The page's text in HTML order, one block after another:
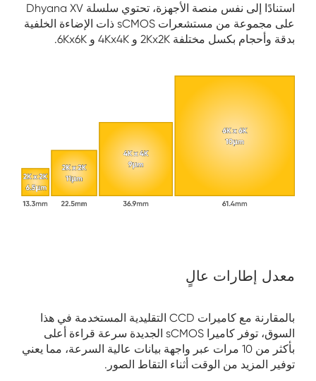
استنادًا إلى نفس منصة الأجهزة، تحتوي سلسلة Dhyana XV
على مجموعة من مستشعرات sCMOS ذات الإضاءة الخلفية
بدقة وأحجام بكسل مختلفة 2Kx2K و 4Kx4K و 6Kx6K.
معدل إطارات عالٍ
بالمقارنة مع كاميرات CCD التقليدية المستخدمة في هذا
السوق، توفر كاميرا sCMOS الجديدة سرعة قراءة أعلى
بأكثر من 10 مرات عبر واجهة بيانات عالية السرعة، مما يعني
توفير المزيد من الوقت أثناء التقاط الصور.